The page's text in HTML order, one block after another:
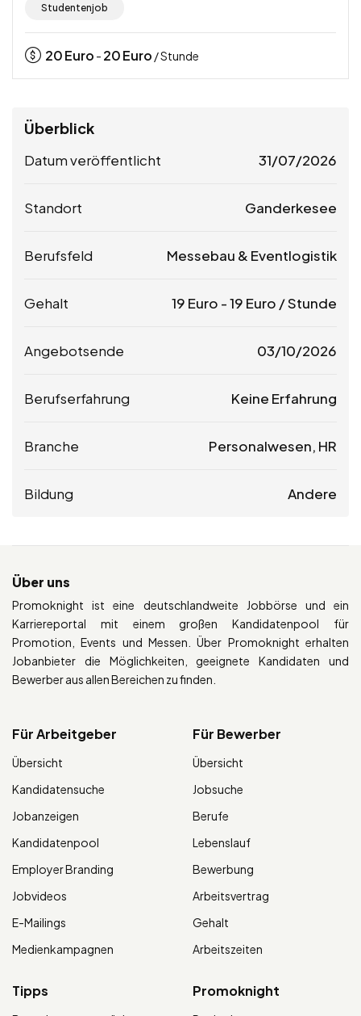
Studentenjob
20Euro - 20Euro / Stunde
Überblick
Datum veröffentlicht 31/07/2026
Standort Ganderkesee
Berufsfeld Messebau & Eventlogistik
Gehalt 19 Euro -19 Euro / Stunde
Angebotsende 03/10/2026
Berufserfahrung Keine Erfahrung
Branche Personalwesen, HR
Bildung Andere
Über uns
Promoknight ist eine deutschlandweite Jobbörse und ein
Karriereportal mit einem großen Kandidatenpool für
Promotion, Events und Messen. Über Promoknight erhalten
Jobanbieter die Möglichkeiten, geeignete Kandidaten und
Bewerber aus allen Bereichen zu finden.
Für Arbeitgeber
Übersicht
Kandidatensuche
Jobanzeigen
Kandidatenpool
Employer Branding
Jobvideos
E-Mailings
Medienkampagnen
Für Bewerber
Übersicht
Jobsuche
Berufe
Lebenslauf
Bewerbung
Arbeitsvertrag
Gehalt
Arbeitszeiten
Tipps Promoknight